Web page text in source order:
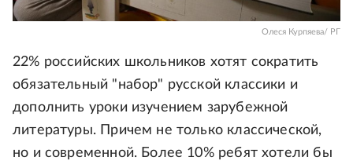
Олеся Курпяева/ РГ
22% российских школьников хотят сократить
обязательный "набор" русской классики и
дополнить уроки изучением зарубежной
литературы. Причем не только классической,
но и современной. Более 10% ребят хотели бы